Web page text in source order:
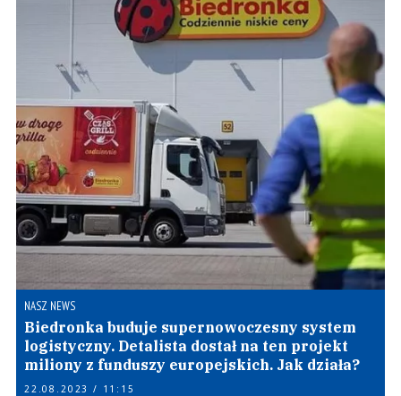
NASZ NEWS
Biedronka buduje supernowoczesny system
logistyczny. Detalista dostał na ten projekt
miliony z funduszy europejskich. Jak działa?
22.08.2023 / 11:15